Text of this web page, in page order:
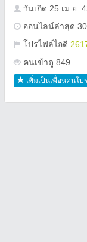
วันเกิด 25 เม.ย.
ออนไลน์ล่าสุด
โปรไฟล์ไอดี
คนเข้าดู 849
เพิ่มเป็นเพื่อนคนโป